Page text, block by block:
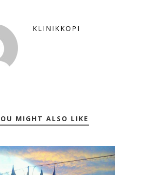
KLINIKKOPI
MIGHT ALSO LIKE